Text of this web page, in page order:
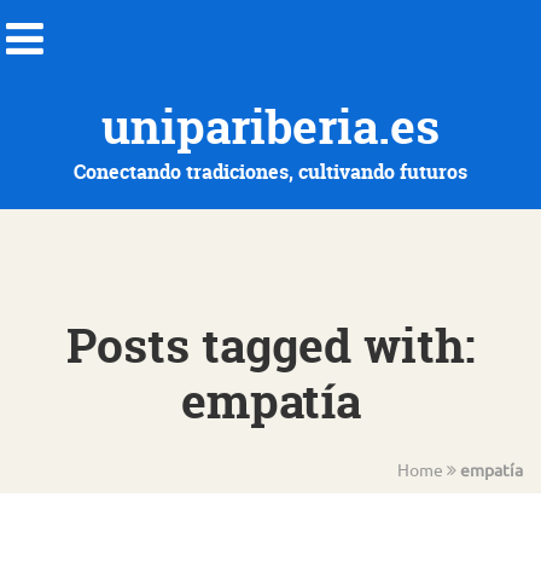
unipariberia.es
Conectando tradiciones, cultivando futuros
Posts tagged with:
empatía
Home empatía